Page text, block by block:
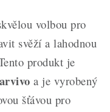
volbou pro
svěží a lahodnou
produkt je
a je vyrobený
šťávou pro